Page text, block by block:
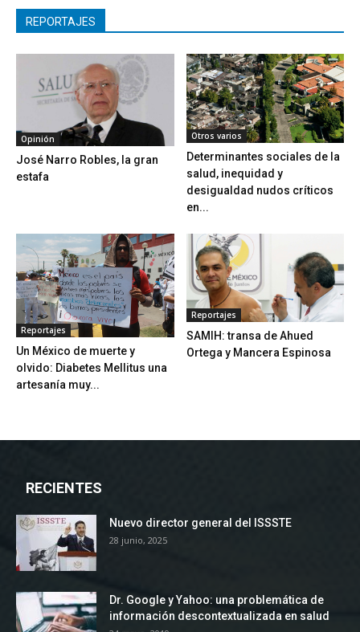
REPORTAJES
Opinión
José Narro Robles, la gran
estafa
Otros varios
Determinantes sociales de la
salud, inequidad y
desigualdad nudos críticos
en...
Reportajes
Un México de muerte y
olvido: Diabetes Mellitus una
artesanía muy...
Reportajes
SAMIH: transa de Ahued
Ortega y Mancera Espinosa
RECIENTES
Nuevo director general del ISSSTE
28 junio, 2025
Dr. Google y Yahoo: una problemática de
información descontextualizada en salud